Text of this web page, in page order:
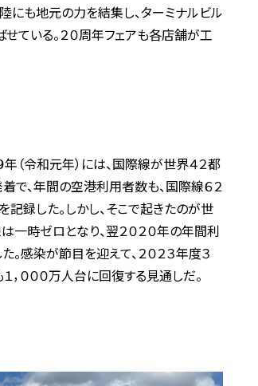
にも地元の力を結集し、ターミナルビル
ている。２０周年フェアも各店舗が工
（令和元年）には、国際線が世界４２都
で、年間の空港利用者数も、国際線６２
記録した。しかし、そこで起きたのが世
時ゼロとなり、翌２０２０年の年間利
感染が節目を迎えて、２０２３年度３
，０００万人台に回復する見通しだ。